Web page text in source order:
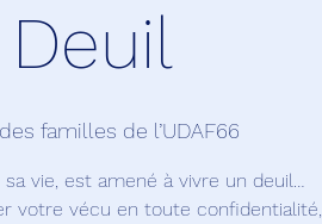
familles de l’UDAF66
vie, est amené à vivre un deuil…
votre vécu en toute confidentialité,